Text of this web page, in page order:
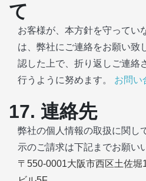
て
お客様が、本方針を守ってい
は、弊社にご連絡をお願い致
認した上で、折り返しご連絡
行うように努めます。 お問い
17. 連絡先
弊社の個人情報の取扱に関し
示のご請求は下記までお願い
〒550-0001大阪市西区土佐